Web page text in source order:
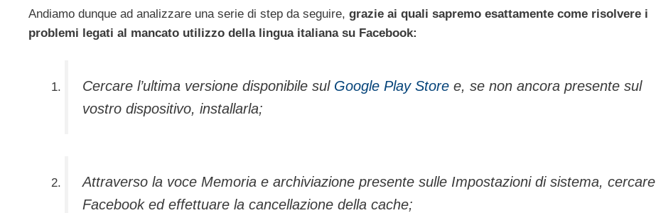
Andiamo dunque ad analizzare una serie di step da seguire, grazie ai quali sapremo esattamente come risolvere i
problemi legati al mancato utilizzo della lingua italiana su Facebook:
Cercare l’ultima versione disponibile sul Google Play Store e, se non ancora presente sul
vostro dispositivo, installarla;
Attraverso la voce Memoria e archiviazione presente sulle Impostazioni di sistema, cercare
Facebook ed effettuare la cancellazione della cache;